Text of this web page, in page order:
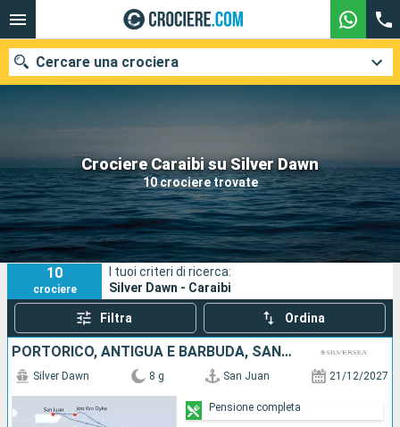
Crociere Caraibi su Silver Dawn
10 crociere trovate
Cercare una crociera
Le nostre destinazioni
Mesi di partenza
Porti Compagnie
Ricerca
10
crociere
I tuoi criteri di ricerca:
Silver Dawn - Caraibi
Filtra Ordina
PORTORICO, ANTIGUA E BARBUDA, SANTA LUCIA, JOST VAN DYKE
Silver Dawn 8 g San Juan 21/12/2027
Pensione completa